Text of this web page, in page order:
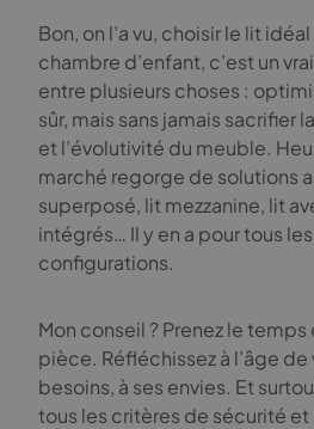
Bon, on l’a vu, choisir le lit
chambre d’enfant, c’est un
entre plusieurs choses :
sûr, mais sans jamais sacrifier
et l’évolutivité du meuble.
marché regorge de solutions
superposé, lit mezzanine, lit
intégrés… Il y en a pour tous
configurations.
Mon conseil ? Prenez le
pièce. Réfléchissez à l’âge de
besoins, à ses envies. Et
tous les critères de sécurité et